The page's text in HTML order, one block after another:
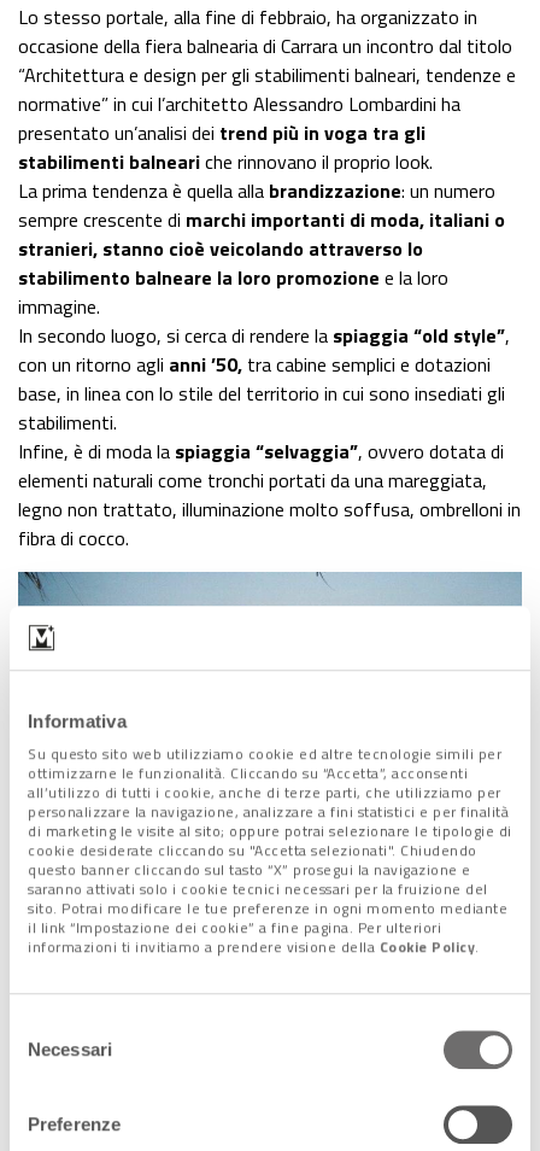
Informativa
Su questo sito web utilizziamo cookie ed altre tecnologie simili per
ottimizzarne le funzionalità. Cliccando su “Accetta”, acconsenti
all’utilizzo di tutti i cookie, anche di terze parti, che utilizziamo per
personalizzare la navigazione, analizzare a fini statistici e per finalità
di marketing le visite al sito; oppure potrai selezionare le tipologie di
cookie desiderate cliccando su "Accetta selezionati". Chiudendo
questo banner cliccando sul tasto “X” prosegui la navigazione e
saranno attivati solo i cookie tecnici necessari per la fruizione del
sito. Potrai modificare le tue preferenze in ogni momento mediante
il link “Impostazione dei cookie” a fine pagina. Per ulteriori
informazioni ti invitiamo a prendere visione della Cookie Policy.
delNecessari
Preferenze
Lo stesso portale, alla fine di febbraio, ha organizzato in
occasione della fiera balnearia di Carrara un incontro dal titolo
“Architettura e design per gli stabilimenti balneari, tendenze e
normative” in cui l’architetto Alessandro Lombardini ha
presentato un’analisi dei trend più in voga tra gli
stabilimenti balneariche rinnovano il proprio look.
La prima tendenza è quella alla brandizzazione: un numero
sempre crescente di marchi importanti di moda, italiani o
stranieri, stanno cioè veicolando attraverso lo
stabilimento balneare la loro promozione e la loro
immagine.
In secondo luogo, si cerca di rendere la spiaggia “old style”,
con un ritorno agli anni ’50, tra cabine semplici e dotazioni
base, in linea con lo stile del territorio in cui sono insediati gli
stabilimenti.
Infine, è di moda la spiaggia “selvaggia”, ovvero dotata di
elementi naturali come tronchi portati da una mareggiata,
legno non trattato, illuminazione molto soffusa, ombrelloni in
fibra di cocco.
L’obiettivo è far sì che, pur essendo presenti tutte le
dotazioni standard, queste non siano realizzate secondo una
Lombardini – il glamping non è una questione di prezzo:stare
in una tiny house è più richiesto che stare in un 4 stelle,
balneare, nelle immediate vicinanze”.